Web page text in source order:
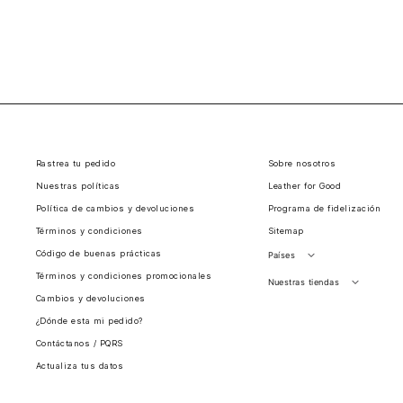
Rastrea tu pedido
Nuestras políticas
Política de cambios y devoluciones
Términos y condiciones
Código de buenas prácticas
Términos y condiciones promocionales
Cambios y devoluciones
¿Dónde esta mi pedido?
Contáctanos / PQRS
Actualiza tus datos
Sobre nosotros
Leather for Good
Programa de fidelización
Sitemap
Países
Perú
Nuestras tiendas